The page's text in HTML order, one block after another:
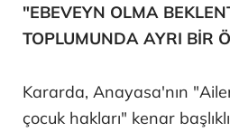
"EBEVEYN OLMA
TOPLUMUNDA AYRI BİR
Kararda, Anayasa'nın
çocuk hakları" kenar